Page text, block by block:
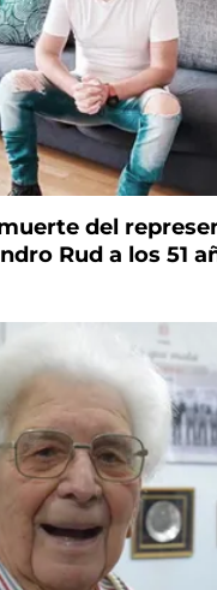
del
Rud a los 51